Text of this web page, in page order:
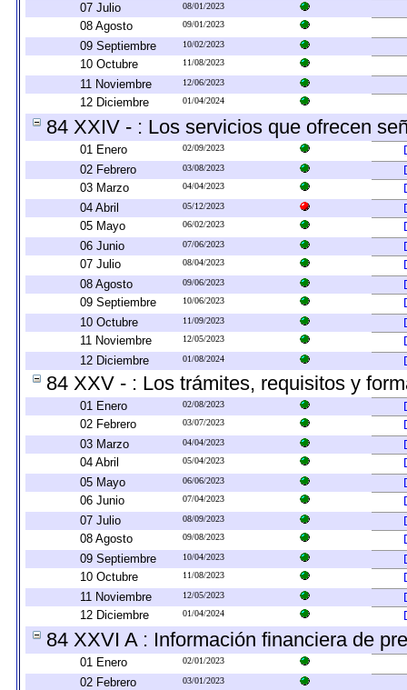
07 Julio 08/01/2023
08 Agosto 09/01/2023
09 Septiembre 10/02/2023
10 Octubre 11/08/2023
11 Noviembre 12/06/2023
12 Diciembre 01/04/2024
84 XXIV - : Los servicios que ofrecen
01 Enero 02/09/2023
02 Febrero
03/08/2023
03 Marzo
04/04/2023
04 Abril
05/12/2023
05 Mayo
06/02/2023
06 Junio
07/06/2023
07 Julio
08/04/2023
08 Agosto
09/06/2023
09 Septiembre
10/06/2023
10 Octubre
11/09/2023
11 Noviembre
12/05/2023
12 Diciembre
01/08/2024
84 XXV - : Los trámites, requisitos y
01 Enero 02/08/2023
02 Febrero
03/07/2023
03 Marzo
04/04/2023
04 Abril
05/04/2023
05 Mayo
06/06/2023
06 Junio
07/04/2023
07 Julio
08/09/2023
08 Agosto
09/08/2023
09 Septiembre
10/04/2023
10 Octubre
11/08/2023
11 Noviembre
12/05/2023
12 Diciembre
01/04/2024
84 XXVI A : Información financiera de
01 Enero 02/01/2023
02 Febrero 03/01/2023